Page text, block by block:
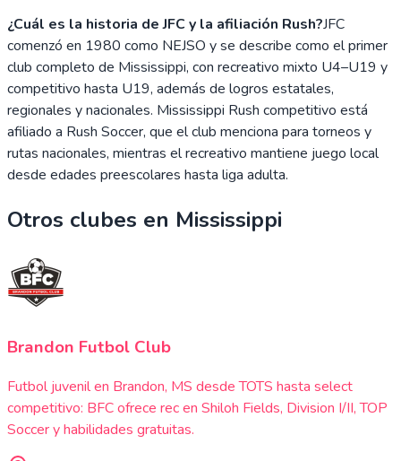
¿Cuál es la historia de JFC y la afiliación Rush?JFC
comenzó en 1980 como NEJSO y se describe como el primer
club completo de Mississippi, con recreativo mixto U4–U19 y
competitivo hasta U19, además de logros estatales,
regionales y nacionales. Mississippi Rush competitivo está
afiliado a Rush Soccer, que el club menciona para torneos y
rutas nacionales, mientras el recreativo mantiene juego local
desde edades preescolares hasta liga adulta.
Otros clubes en Mississippi
Brandon Futbol Club
Futbol juvenil en Brandon, MS desde TOTS hasta select
competitivo: BFC ofrece rec en Shiloh Fields, Division I/II, TOP
Soccer y habilidades gratuitas.